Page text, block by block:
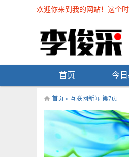
欢迎你来到我的网站！这个
首页 今日
首页 » 互联网新闻 第7页